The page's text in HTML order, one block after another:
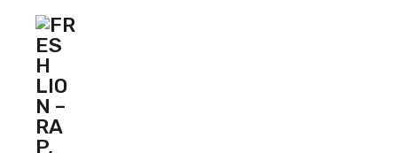
ZUM
INHALT
SPRINGEN